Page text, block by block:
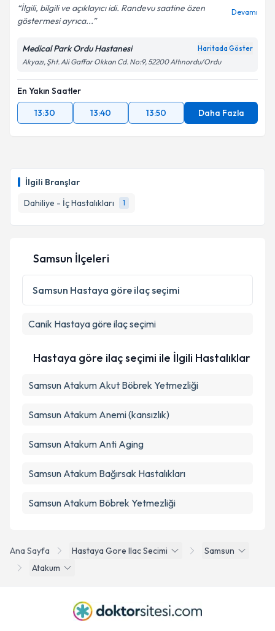
İlgili Branşlar
Dahiliye - İç Hastalıkları
1
Kişisel verilerimin işlenmesine ilişkin
Aydınlatma
Metni'ni okudum ve kişisel verilerimin belirtilen
kapsamda işlenmesini kabul ediyorum.
Takvim Talebini Gönder
İlgili, bilgili ve açıklayıcı idi. Randevu saatine özen
göstermesi ayrıca...
Devamı
Medical Park Ordu Hastanesi Haritada Göster
Akyazı, Şht. Ali Gaffar Okkan Cd. No:9, 52200 Altınordu/Ordu
En Yakın Saatler
13:30
13:40 13:50 Daha Fazla
Ana Sayfa Hastaya Gore Ilac Secimi
Samsun
Atakum
Samsun İlçeleri
Samsun Hastaya göre ilaç seçimi
Canik Hastaya göre ilaç seçimi
Hastaya göre ilaç seçimi ile İlgili Hastalıklar
Samsun Atakum Akut Böbrek Yetmezliği
Samsun Atakum Anemi (kansızlık)
Samsun Atakum Anti Aging
Samsun Atakum Bağırsak Hastalıkları
Samsun Atakum Böbrek Yetmezliği